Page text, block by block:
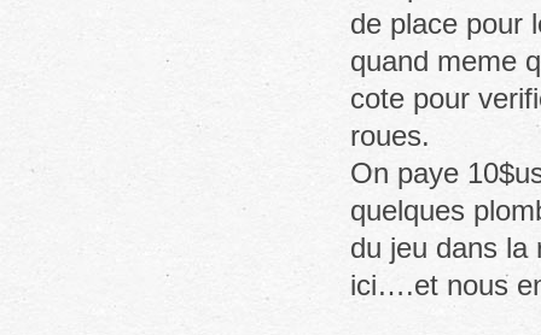
de place pour
quand meme
cote pour
roues.
On paye
quelques
du jeu dans
ici….et nous